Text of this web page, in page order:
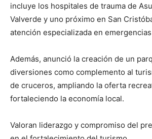
incluye los hospitales de trauma de
Valverde y uno próximo en San
atención especializada en
Además, anunció la creación de un
diversiones como complemento al
de cruceros, ampliando la oferta
fortaleciendo la economía local.
Valoran liderazgo y compromiso del